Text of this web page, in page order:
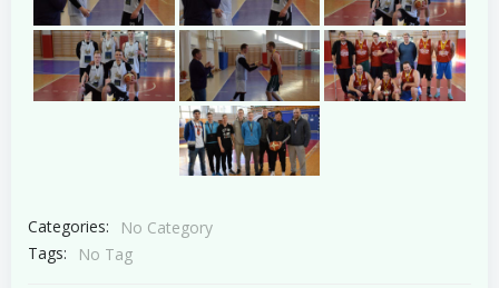
Categories:
No Category
Tags:
No Tag